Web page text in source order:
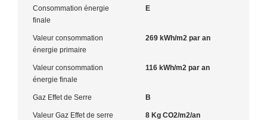
Consommation énergie
finale
E
Valeur consommation
énergie primaire
269 kWh/m2 par an
Valeur consommation
énergie finale
116 kWh/m2 par an
Gaz Effet de Serre B
Valeur Gaz Effet de serre 8 Kg CO2/m2/an